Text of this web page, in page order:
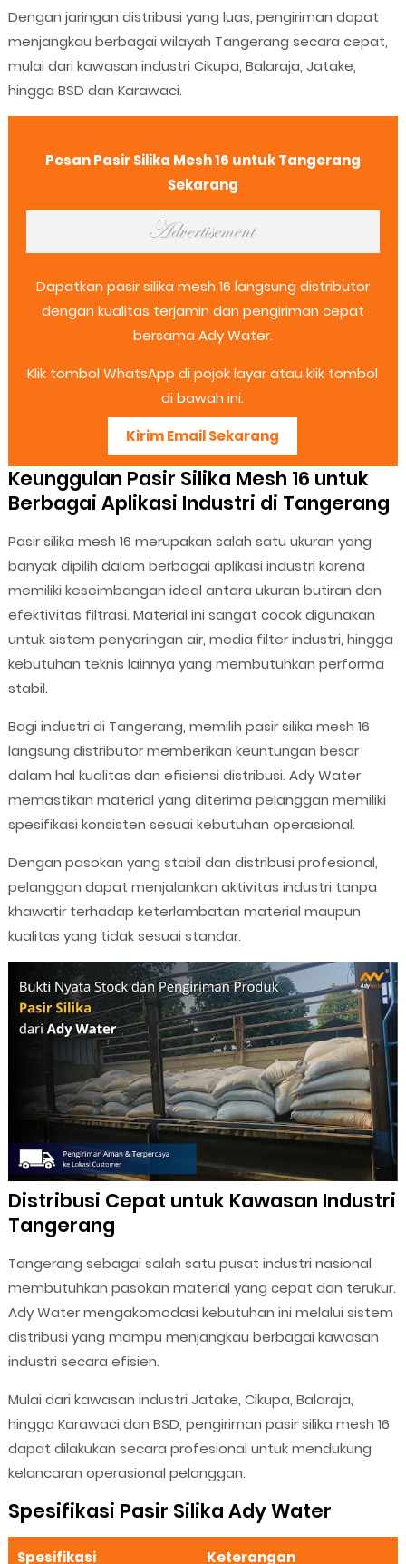
Dengan jaringan distribusi yang luas, pengiriman dapat
menjangkau berbagai wilayah Tangerang secara cepat,
mulai dari kawasan industri Cikupa, Balaraja, Jatake,
hingga BSD dan Karawaci.
Pesan Pasir Silika Mesh 16 untuk Tangerang
Sekarang
Dapatkan pasir silika mesh 16 langsung distributor
dengan kualitas terjamin dan pengiriman cepat
bersama Ady Water.
Klik tombol WhatsApp di pojok layar atau klik tombol
di bawah ini.
Kirim Email Sekarang
Keunggulan Pasir Silika Mesh 16 untuk
Berbagai Aplikasi Industri di Tangerang
Pasir silika mesh 16 merupakan salah satu ukuran yang
banyak dipilih dalam berbagai aplikasi industri karena
memiliki keseimbangan ideal antara ukuran butiran dan
efektivitas filtrasi. Material ini sangat cocok digunakan
untuk sistem penyaringan air, media filter industri, hingga
kebutuhan teknis lainnya yang membutuhkan performa
stabil.
Bagi industri di Tangerang, memilih pasir silika mesh 16
langsung distributor memberikan keuntungan besar
dalam hal kualitas dan efisiensi distribusi. Ady Water
memastikan material yang diterima pelanggan memiliki
spesifikasi konsisten sesuai kebutuhan operasional.
Dengan pasokan yang stabil dan distribusi profesional,
pelanggan dapat menjalankan aktivitas industri tanpa
khawatir terhadap keterlambatan material maupun
kualitas yang tidak sesuai standar.
Distribusi Cepat untuk Kawasan Industri
Tangerang
Tangerang sebagai salah satu pusat industri nasional
membutuhkan pasokan material yang cepat dan terukur.
Ady Water mengakomodasi kebutuhan ini melalui sistem
distribusi yang mampu menjangkau berbagai kawasan
industri secara efisien.
Mulai dari kawasan industri Jatake, Cikupa, Balaraja,
hingga Karawaci dan BSD, pengiriman pasir silika mesh 16
dapat dilakukan secara profesional untuk mendukung
kelancaran operasional pelanggan.
Spesifikasi Pasir Silika Ady Water
Spesifikasi Keterangan